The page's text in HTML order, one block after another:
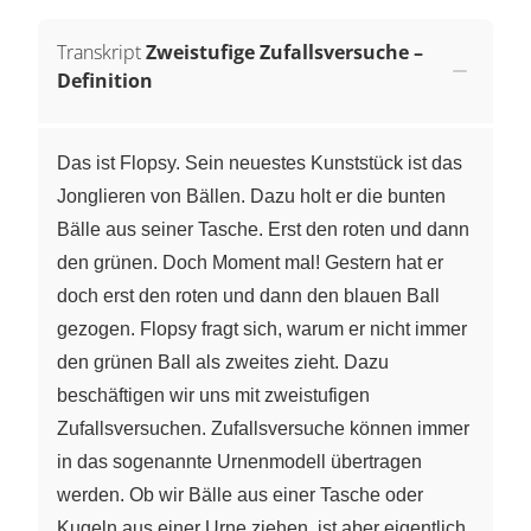
TranskriptZweistufige Zufallsversuche –
Definition
Das ist Flopsy. Sein neuestes Kunststück ist das
Jonglieren von Bällen. Dazu holt er die bunten
Bälle aus seiner Tasche. Erst den roten und dann
den grünen. Doch Moment mal! Gestern hat er
doch erst den roten und dann den blauen Ball
gezogen. Flopsy fragt sich, warum er nicht immer
den grünen Ball als zweites zieht. Dazu
beschäftigen wir uns mit zweistufigen
Zufallsversuchen. Zufallsversuche können immer
in das sogenannte Urnenmodell übertragen
werden. Ob wir Bälle aus einer Tasche oder